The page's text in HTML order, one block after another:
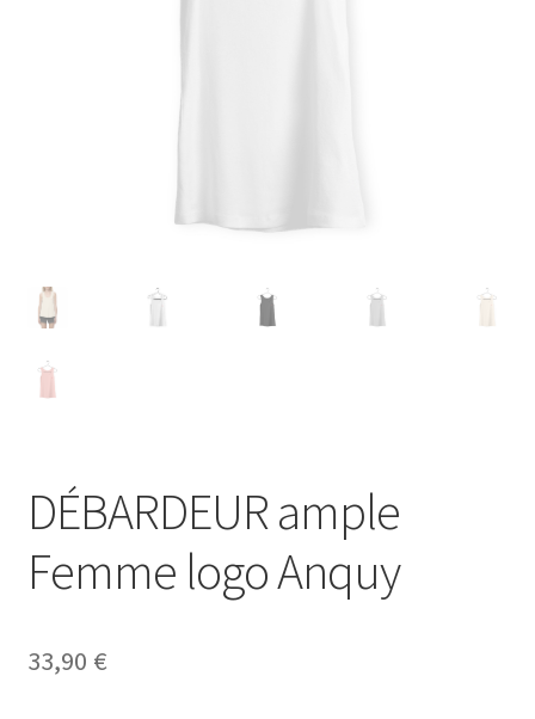
DÉBARDEUR ample
Femme logo Anquy
33,90 €